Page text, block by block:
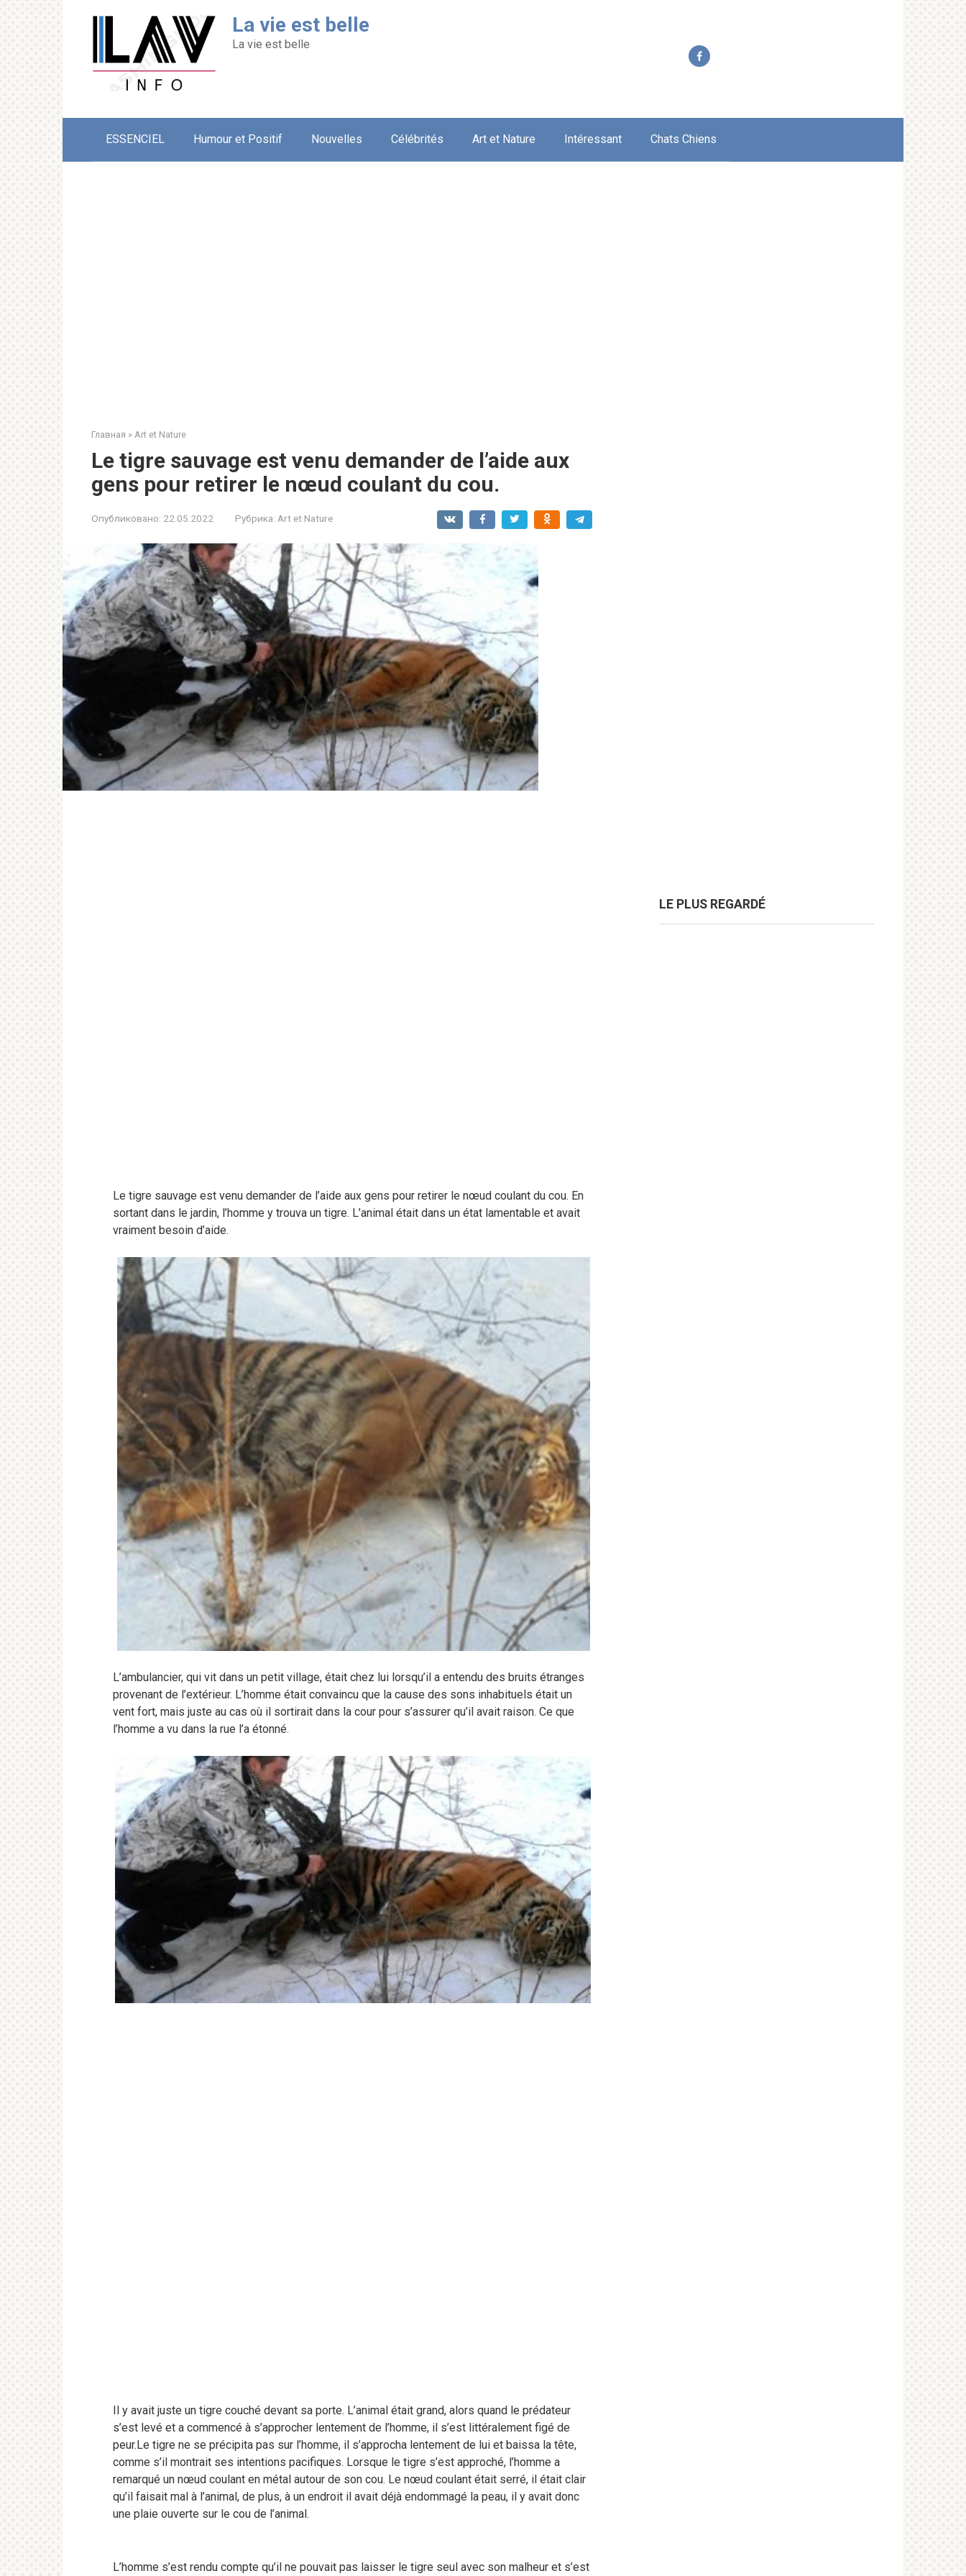
La vie est belle
La vie est belle
ESSENCIEL Humour et Positif Nouvelles Célébrités Art et Nature Intéressant Chats Chiens
Главная » Art et Nature
Le tigre sauvage est venu demander de l’aide aux
gens pour retirer le nœud coulant du cou.
Опубликовано: 22.05.2022 Рубрика: Art et Nature
Le tigre sauvage est venu demander de l’aide aux gens pour retirer le nœud coulant du cou. En
sortant dans le jardin, l’homme y trouva un tigre. L’animal était dans un état lamentable et avait
vraiment besoin d’aide.
L’ambulancier, qui vit dans un petit village, était chez lui lorsqu’il a entendu des bruits étranges
provenant de l’extérieur. L’homme était convaincu que la cause des sons inhabituels était un
vent fort, mais juste au cas où il sortirait dans la cour pour s’assurer qu’il avait raison. Ce que
l’homme a vu dans la rue l’a étonné.
Il y avait juste un tigre couché devant sa porte. L’animal était grand, alors quand le prédateur
s’est levé et a commencé à s’approcher lentement de l’homme, il s’est littéralement figé de
peur.Le tigre ne se précipita pas sur l’homme, il s’approcha lentement de lui et baissa la tête,
comme s’il montrait ses intentions pacifiques. Lorsque le tigre s’est approché, l’homme a
remarqué un nœud coulant en métal autour de son cou. Le nœud coulant était serré, il était clair
qu’il faisait mal à l’animal, de plus, à un endroit il avait déjà endommagé la peau, il y avait donc
une plaie ouverte sur le cou de l’animal.
L’homme s’est rendu compte qu’il ne pouvait pas laisser le tigre seul avec son malheur et s’est
LE PLUS REGARDÉ